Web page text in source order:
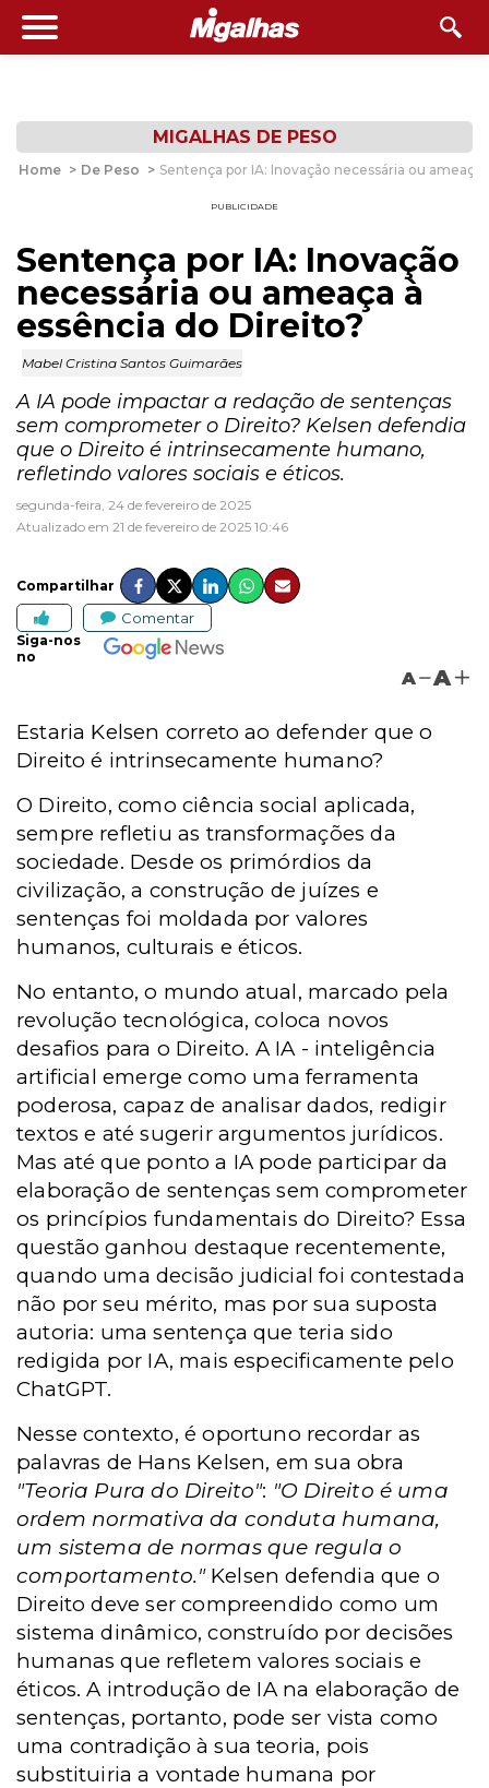
MIGALHAS DE PESO
Home > De Peso > Sentença por IA: Inovação necessária ou ameaça
PUBLICIDADE
Sentença por IA: Inovação
necessária ou ameaça à
essência do Direito?
Mabel Cristina Santos Guimarães
A IA pode impactar a redação de sentenças
sem comprometer o Direito? Kelsen defendia
que o Direito é intrinsecamente humano,
refletindo valores sociais e éticos.
segunda-feira, 24 de fevereiro de 2025
Atualizado em 21 de fevereiro de 2025 10:46
Compartilhar
Comentar
Siga-nos
no
A A
Estaria Kelsen correto ao defender que o
Direito é intrinsecamente humano?
O Direito, como ciência social aplicada,
sempre refletiu as transformações da
sociedade. Desde os primórdios da
civilização, a construção de juízes e
sentenças foi moldada por valores
humanos, culturais e éticos.
No entanto, o mundo atual, marcado pela
revolução tecnológica, coloca novos
desafios para o Direito. A IA - inteligência
artificial emerge como uma ferramenta
poderosa, capaz de analisar dados, redigir
textos e até sugerir argumentos jurídicos.
Mas até que ponto a IA pode participar da
elaboração de sentenças sem comprometer
os princípios fundamentais do Direito? Essa
questão ganhou destaque recentemente,
quando uma decisão judicial foi contestada
não por seu mérito, mas por sua suposta
autoria: uma sentença que teria sido
redigida por IA, mais especificamente pelo
ChatGPT.
Nesse contexto, é oportuno recordar as
palavras de Hans Kelsen, em sua obra
"Teoria Pura do Direito": "O Direito é uma
ordem normativa da conduta humana,
um sistema de normas que regula o
comportamento."Kelsen defendia que o
Direito deve ser compreendido como um
sistema dinâmico, construído por decisões
humanas que refletem valores sociais e
éticos. A introdução de IA na elaboração de
sentenças, portanto, pode ser vista como
uma contradição à sua teoria, pois
substituiria a vontade humana por